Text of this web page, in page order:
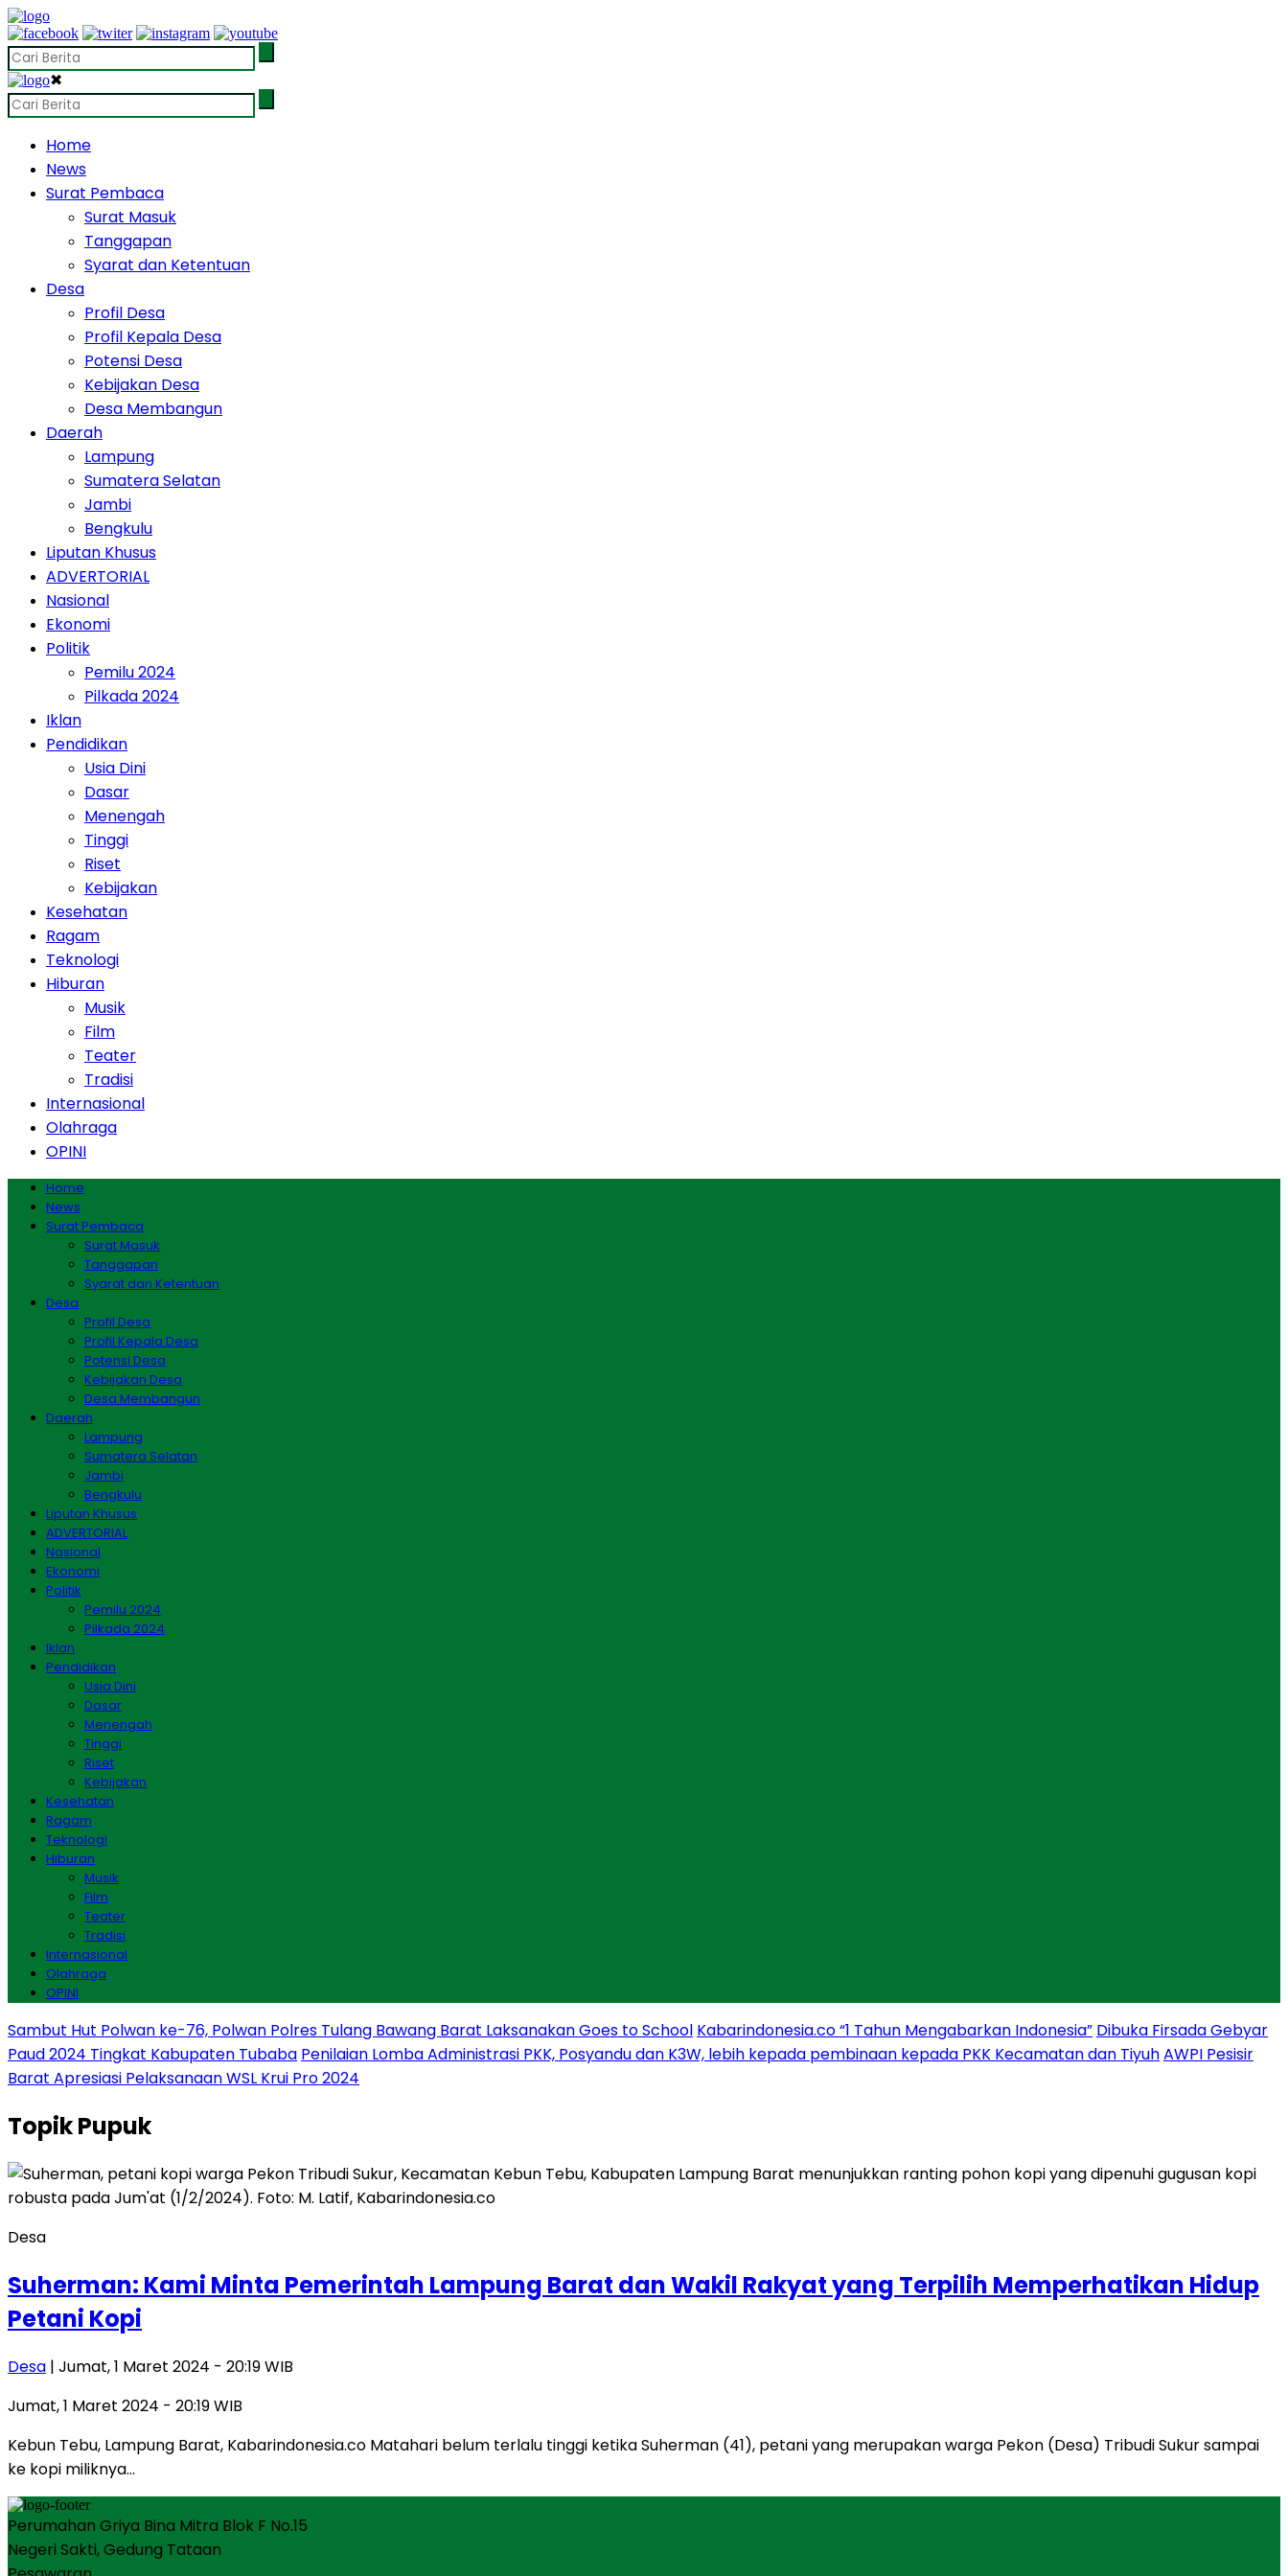
✖
Home
News
Surat Pembaca
Surat Masuk
Tanggapan
Syarat dan Ketentuan
Desa
Profil Desa
Profil Kepala Desa
Potensi Desa
Kebijakan Desa
Desa Membangun
Daerah
Lampung
Sumatera Selatan
Jambi
Bengkulu
Liputan Khusus
ADVERTORIAL
Nasional
Ekonomi
Politik
Pemilu 2024
Pilkada 2024
Iklan
Pendidikan
Usia Dini
Dasar
Menengah
Tinggi
Riset
Kebijakan
Kesehatan
Ragam
Teknologi
Hiburan
Musik
Film
Teater
Tradisi
Internasional
Olahraga
OPINI
Home
News
Surat Pembaca
Surat Masuk
Tanggapan
Syarat dan Ketentuan
Desa
Profil Desa
Profil Kepala Desa
Potensi Desa
Kebijakan Desa
Desa Membangun
Daerah
Lampung
Sumatera Selatan
Jambi
Bengkulu
Liputan Khusus
ADVERTORIAL
Nasional
Ekonomi
Politik
Pemilu 2024
Pilkada 2024
Iklan
Pendidikan
Usia Dini
Dasar
Menengah
Tinggi
Riset
Kebijakan
Kesehatan
Ragam
Teknologi
Hiburan
Musik
Film
Teater
Tradisi
Internasional
Olahraga
OPINI
Sambut Hut Polwan ke-76, Polwan Polres Tulang Bawang Barat Laksanakan Goes to School Kabarindonesia.co “1 Tahun Mengabarkan Indonesia” Dibuka Firsada Gebyar
Paud 2024 Tingkat Kabupaten Tubaba Penilaian Lomba Administrasi PKK, Posyandu dan K3W, lebih kepada pembinaan kepada PKK Kecamatan dan TiyuhAWPI Pesisir
Barat Apresiasi Pelaksanaan WSL Krui Pro 2024
TopikPupuk
Desa
Suherman: Kami Minta Pemerintah Lampung Barat dan Wakil Rakyat yang Terpilih Memperhatikan Hidup
Petani Kopi
Desa | Jumat, 1 Maret 2024 - 20:19 WIB
Jumat, 1 Maret 2024 - 20:19 WIB
Kebun Tebu, Lampung Barat, Kabarindonesia.co Matahari belum terlalu tinggi ketika Suherman (41), petani yang merupakan warga Pekon (Desa) Tribudi Sukur sampai
ke kopi miliknya…
Perumahan Griya Bina Mitra Blok F No.15
Negeri Sakti, Gedung Tataan